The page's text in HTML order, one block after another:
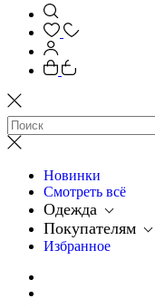
Новинки
Смотреть всё
Одежда
Покупателям
Избранное